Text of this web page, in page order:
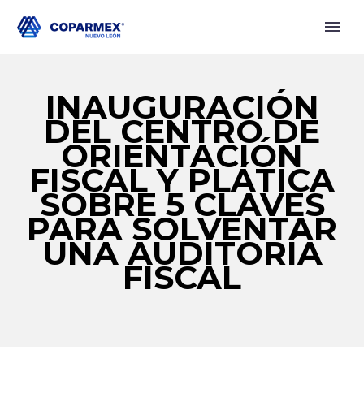
INAUGURACIÓN
DEL CENTRO DE
ORIENTACIÓN
FISCAL Y PLÁTICA
SOBRE 5 CLAVES
PARA SOLVENTAR
UNA AUDITORÍA
FISCAL